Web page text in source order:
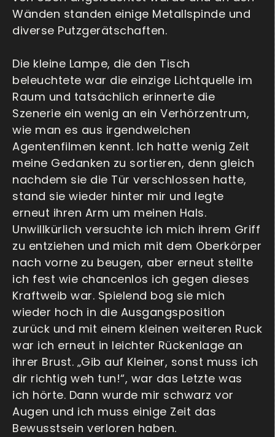
Wänden standen einige Metallspinde und
diverse Putzgerätschaften.
Die kleine Lampe, die den Tisch
beleuchtete war die einzige Lichtquelle im
Raum und tatsächlich erinnerte die
Szenerie ein wenig an ein Verhörzentrum,
wie man es aus irgendwelchen
Agentenfilmen kennt. Ich hatte wenig Zeit
meine Gedanken zu sortieren, denn gleich
nachdem sie die Tür verschlossen hatte,
stand sie wieder hinter mir und legte
erneut ihren Arm um meinen Hals.
Unwillkürlich versuchte ich mich ihrem Griff
zu entziehen und mich mit dem Oberkörper
nach vorne zu beugen, aber erneut stellte
ich fest wie chancenlos ich gegen dieses
Kraftweib war. Spielend bog sie mich
wieder hoch in die Ausgangsposition
zurück und mit einem kleinen weiteren Ruck
war ich erneut in leichter Rückenlage an
ihrer Brust. „Gib auf Kleiner, sonst muss ich
dir richtig weh tun!“, war das Letzte was
ich hörte. Dann wurde mir schwarz vor
Augen und ich muss einige Zeit das
Bewusstsein verloren haben.